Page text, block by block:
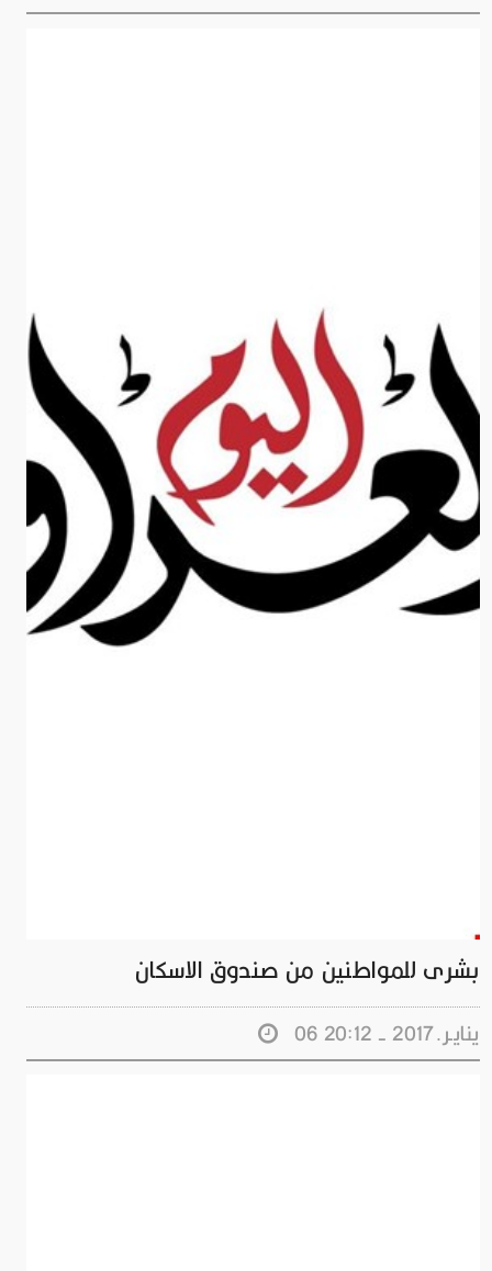
بشرى للمواطنين من صندوق الاسكان
06 ينايـر.2017 - 20:12